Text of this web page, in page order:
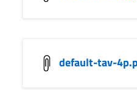
default-tav-